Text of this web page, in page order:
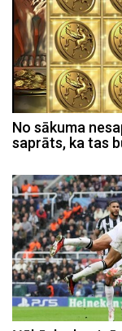
No sākuma
saprāts, ka tas